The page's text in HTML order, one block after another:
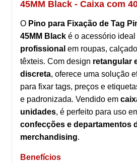
45MM Black - Caixa com
O Pino para Fixação de Tag
45MM Black é o acessório ideal
profissional em roupas,
têxteis. Com design retangular
discreta, oferece uma solução
para fixar tags, preços e
e padronizada. Vendido em
unidades, é perfeito para uso
confecções e departamentos
merchandising.
Benefícios